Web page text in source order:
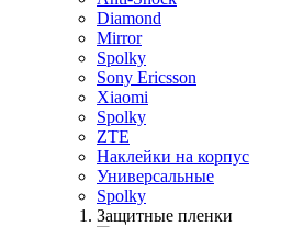
Diamond
Mirror
Spolky
Sony Ericsson
Xiaomi
Spolky
ZTE
Наклейки на корпус
Универсальные
Spolky
Защитные пленки